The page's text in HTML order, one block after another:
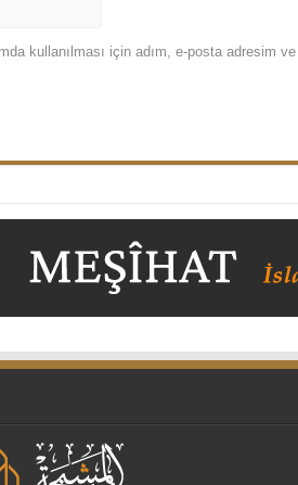
kullanılması için adım, e-posta adresim